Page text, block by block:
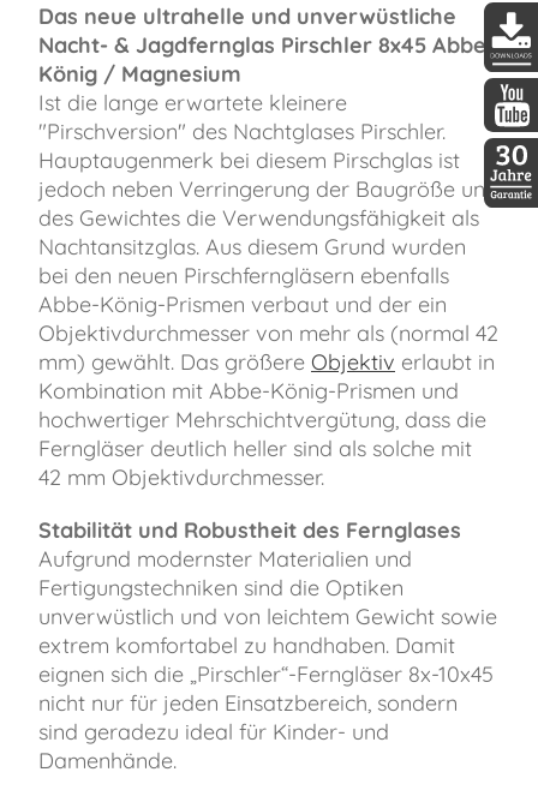
Das neue ultrahelle und unverwüstliche
Nacht- & Jagdfernglas Pirschler 8x45 Abbe-
König / Magnesium
Ist die lange erwartete kleinere
"Pirschversion" des Nachtglases Pirschler.
Hauptaugenmerk bei diesem Pirschglas ist
jedoch neben Verringerung der Baugröße und
des Gewichtes die Verwendungsfähigkeit als
Nachtansitzglas. Aus diesem Grund wurden
bei den neuen Pirschferngläsern ebenfalls
Abbe-König-Prismen verbaut und der ein
Objektivdurchmesser von mehr als (normal 42
mm) gewählt. Das größere Objektiv erlaubt in
Kombination mit Abbe-König-Prismen und
hochwertiger Mehrschichtvergütung, dass die
Ferngläser deutlich heller sind als solche mit
42 mm Objektivdurchmesser.
Stabilität und Robustheit des Fernglases
Aufgrund modernster Materialien und
Fertigungstechniken sind die Optiken
unverwüstlich und von leichtem Gewicht sowie
extrem komfortabel zu handhaben. Damit
eignen sich die „Pirschler“-Ferngläser 8x-10x45
nicht nur für jeden Einsatzbereich, sondern
sind geradezu ideal für Kinder- und
Damenhände.